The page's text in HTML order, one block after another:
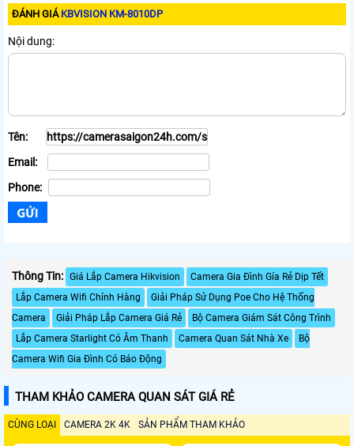
ĐÁNH GIÁ KBVISION KM-8010DP
Nội dung:
Tên:
Email:
Phone:
Thông Tin: Giá Lắp Camera Hikvision
Camera Gia Đình Gía Rẻ Dịp Tết
Lắp Camera Wifi Chính Hàng
Giải Pháp Sử Dụng Poe Cho Hệ Thống
Camera
Giải Pháp Lắp Camera Giá Rẻ
Bộ Camera Giám Sát Công Trình
Lắp Camera Starlight Có Âm Thanh
Camera Quan Sát Nhà Xe
Bộ
Camera Wifi Gia Đình Có Báo Động
THAM KHẢO CAMERA QUAN SÁT GIÁ RẺ
CÙNG LOẠI CAMERA 2K 4K SẢN PHẨM THAM KHẢO